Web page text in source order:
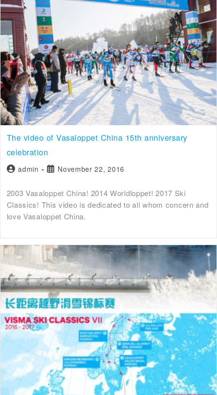
The video of Vasaloppet China 15th anniversary
celebration
admin November 22, 2016
2003 Vasaloppet China! 2014 Worldloppet! 2017 Ski
Classics! This video is dedicated to all whom concern and
love Vasaloppet China.